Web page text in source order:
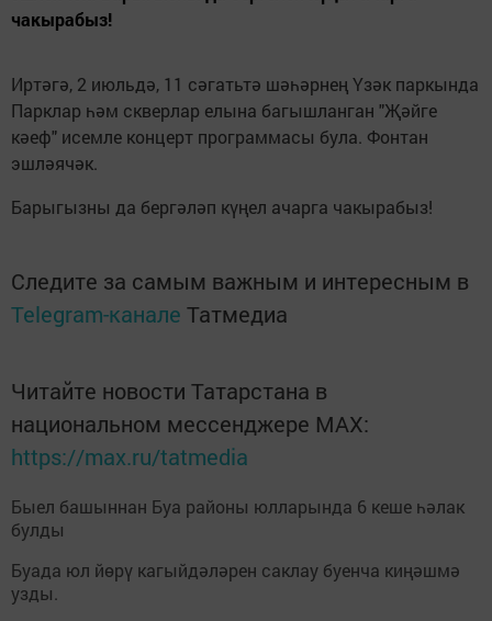
чакырабыз!
Иртәгә, 2 июльдә, 11 сәгатьтә шәһәрнең Үзәк паркында
Парклар һәм скверлар елына багышланган "Җәйге
кәеф" исемле концерт программасы була. Фонтан
эшләячәк.
Барыгызны да бергәләп күңел ачарга чакырабыз!
Следите за самым важным и интересным в
Telegram-канале Татмедиа
Читайте новости Татарстана в
национальном мессенджере MАХ:
https://max.ru/tatmedia
Быел башыннан Буа районы юлларында 6 кеше һәлак
булды
Буада юл йөрү кагыйдәләрен саклау буенча киңәшмә
узды.